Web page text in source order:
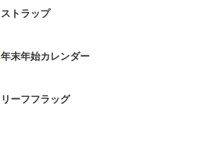
ストラップ
年末年始カレンダー
リーフフラッグ